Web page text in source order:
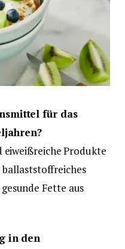
für das
eiweißreiche Produkte
ballaststoffreiches
Fette aus
in den